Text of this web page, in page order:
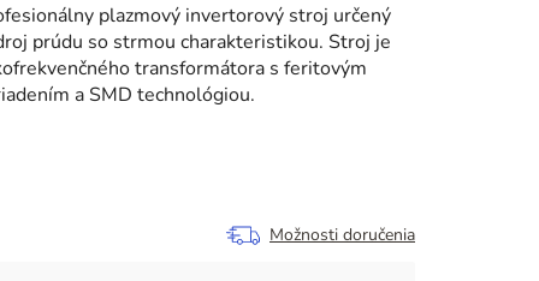
plazmový invertorový stroj určený
prúdu so strmou charakteristikou. Stroj je
transformátora s feritovým
a SMD technológiou.
Možnosti doručenia